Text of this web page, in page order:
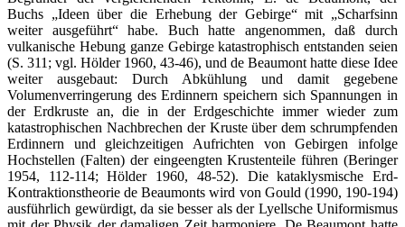
Buchs „Ideen über die Erhebung der Gebirge“ mit „Scharfsinn
weiter ausgeführt“ habe. Buch hatte angenommen, daß durch
vulkanische Hebung ganze Gebirge katastrophisch entstanden seien
(S. 311; vgl. Hölder 1960, 43-46), und de Beaumont hatte diese Idee
weiter ausgebaut: Durch Abkühlung und damit gegebene
Volumenverringerung des Erdinnern speichern sich Spannungen in
der Erdkruste an, die in der Erdgeschichte immer wieder zum
katastrophischen Nachbrechen der Kruste über dem schrumpfenden
Erdinnern und gleichzeitigen Aufrichten von Gebirgen infolge
Hochstellen (Falten) der eingeengten Krustenteile führen (Beringer
1954, 112-114; Hölder 1960, 48-52). Die kataklysmische Erd-
Kontraktionstheorie de Beaumonts wird von Gould (1990, 190-194)
ausführlich gewürdigt, da sie besser als der Lyellsche Uniformismus